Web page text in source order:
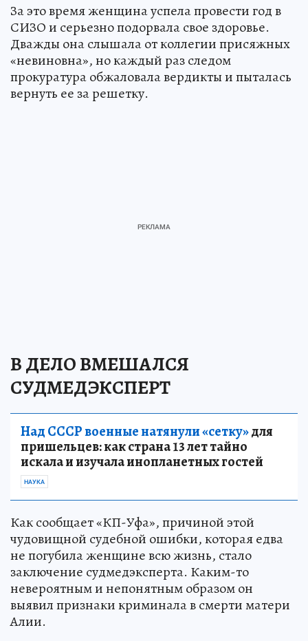
За это время женщина успела провести год в
СИЗО и серьезно подорвала свое здоровье.
Дважды она слышала от коллегии присяжных
«невиновна», но каждый раз следом
прокуратура обжаловала вердикты и пыталась
вернуть ее за решетку.
В ДЕЛО ВМЕШАЛСЯ
СУДМЕДЭКСПЕРТ
Над СССР военные натянули «сетку»для
пришельцев: как страна 13 лет тайно
искала и изучала инопланетных гостей
НАУКА
Как сообщает «КП-Уфа», причиной этой
чудовищной судебной ошибки, которая едва
не погубила женщине всю жизнь, стало
заключение судмедэксперта. Каким-то
невероятным и непонятным образом он
выявил признаки криминала в смерти матери
Алии.